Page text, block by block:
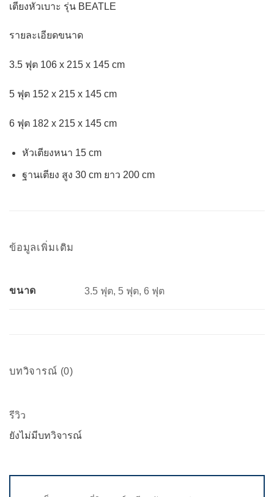
เตียงหัวเบาะ รุ่น BEATLE
รายละเอียดขนาด
3.5 ฟุต 106 x 215 x 145 cm
5 ฟุต 152 x 215 x 145 cm
6 ฟุต 182 x 215 x 145 cm
หัวเตียงหนา 15 cm
ฐานเตียง สูง 30 cm ยาว 200 cm
ข้อมูลเพิ่มเติม
ขนาด 3.5 ฟุต, 5 ฟุต, 6 ฟุต
บทวิจารณ์ (0)
รีวิว
ยังไม่มีบทวิจารณ์